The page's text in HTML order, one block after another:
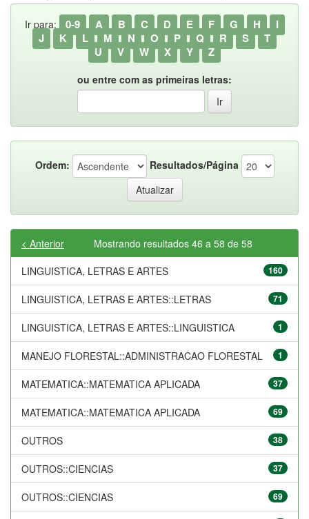
Ir para: 0-9 A B C D E F G H
I
J
K L M N O P Q R S
T
U
V W X Y Z
ou entre com as primeiras letras:
Ordem: Resultados/Página
Mostrando resultados 46 a 58 de 58
< Anterior
LINGUISTICA, LETRAS E ARTES
160
LINGUISTICA, LETRAS E ARTES::LETRAS 71
LINGUISTICA, LETRAS E ARTES::LINGUISTICA 1
MANEJO FLORESTAL::ADMINISTRACAO FLORESTAL 1
MATEMATICA::MATEMATICA APLICADA 37
MATEMATICA::MATEMATICA APLICADA 69
OUTROS 38
OUTROS::CIENCIAS 37
OUTROS::CIENCIAS 69